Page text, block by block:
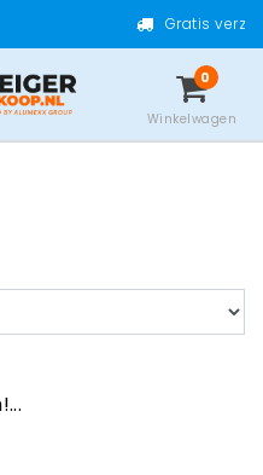
Gratis verzending
0
Winkelwagen